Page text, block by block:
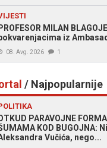
MILAN
iz
08. Avg. 2026 1
/ Najpopularnije
PARAVOJNE
KOD BUGOJNA:
Vučića, nego...